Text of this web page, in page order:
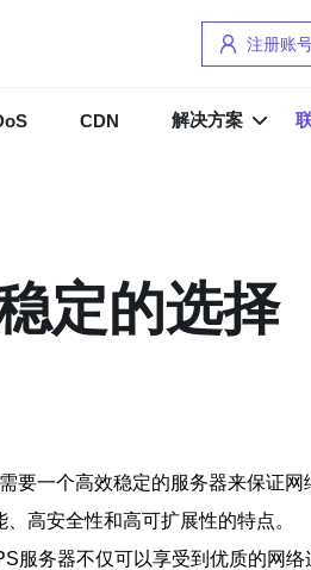
注册账
CDN 解决方案
定的选择
要一个高效稳定的服务器来保证网
高安全性和高可扩展性的特点。
服务器不仅可以享受到优质的网